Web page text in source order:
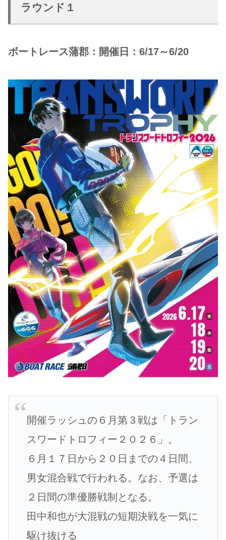
ラウンド１
ボートレース蒲郡：開催日：6/17～6/20
開催ラッシュの６月第３戦は「トラン
スワードトロフィー２０２６」。
６月１７日から２０日までの４日間、
男女混合戦で行われる。なお、予選は
２日間の準優勝戦制となる。
田中和也が大混戦の短期決戦を一気に
駆け抜ける